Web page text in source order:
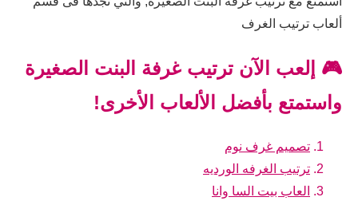
ألعاب ترتيب الغرف
🎮 إلعب الآن ترتيب غرفة البنت الصغيرة
واستمتع بأفضل الألعاب الأخرى!
تصميم غرف نوم
ترتيب الغرفه الورديه
العاب بيت السا وانا